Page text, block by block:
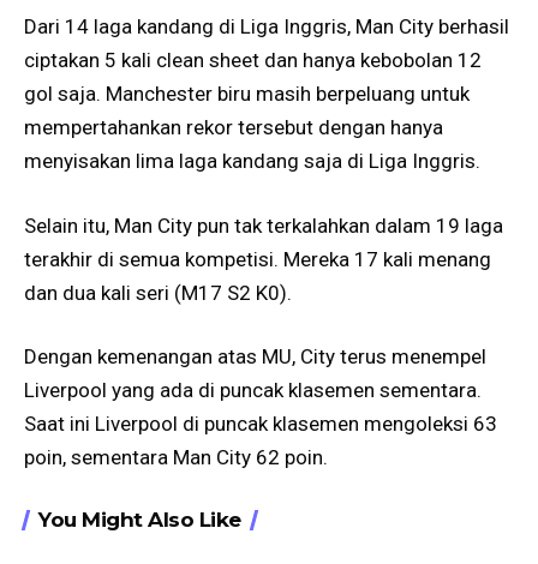
Dari 14 laga kandang di Liga Inggris, Man City berhasil
ciptakan 5 kali clean sheet dan hanya kebobolan 12
gol saja. Manchester biru masih berpeluang untuk
mempertahankan rekor tersebut dengan hanya
menyisakan lima laga kandang saja di Liga Inggris.
Selain itu, Man City pun tak terkalahkan dalam 19 laga
terakhir di semua kompetisi. Mereka 17 kali menang
dan dua kali seri (M17 S2 K0).
Dengan kemenangan atas MU, City terus menempel
Liverpool yang ada di puncak klasemen sementara.
Saat ini Liverpool di puncak klasemen mengoleksi 63
poin, sementara Man City 62 poin.
You Might Also Like